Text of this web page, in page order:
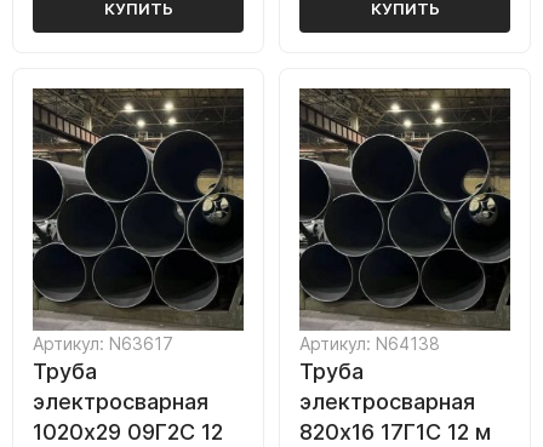
КУПИТЬ КУПИТЬ
Артикул: N63617
Труба
электросварная
1020х29 09Г2С 12
Артикул: N64138
Труба
электросварная
820х16 17Г1С 12 м